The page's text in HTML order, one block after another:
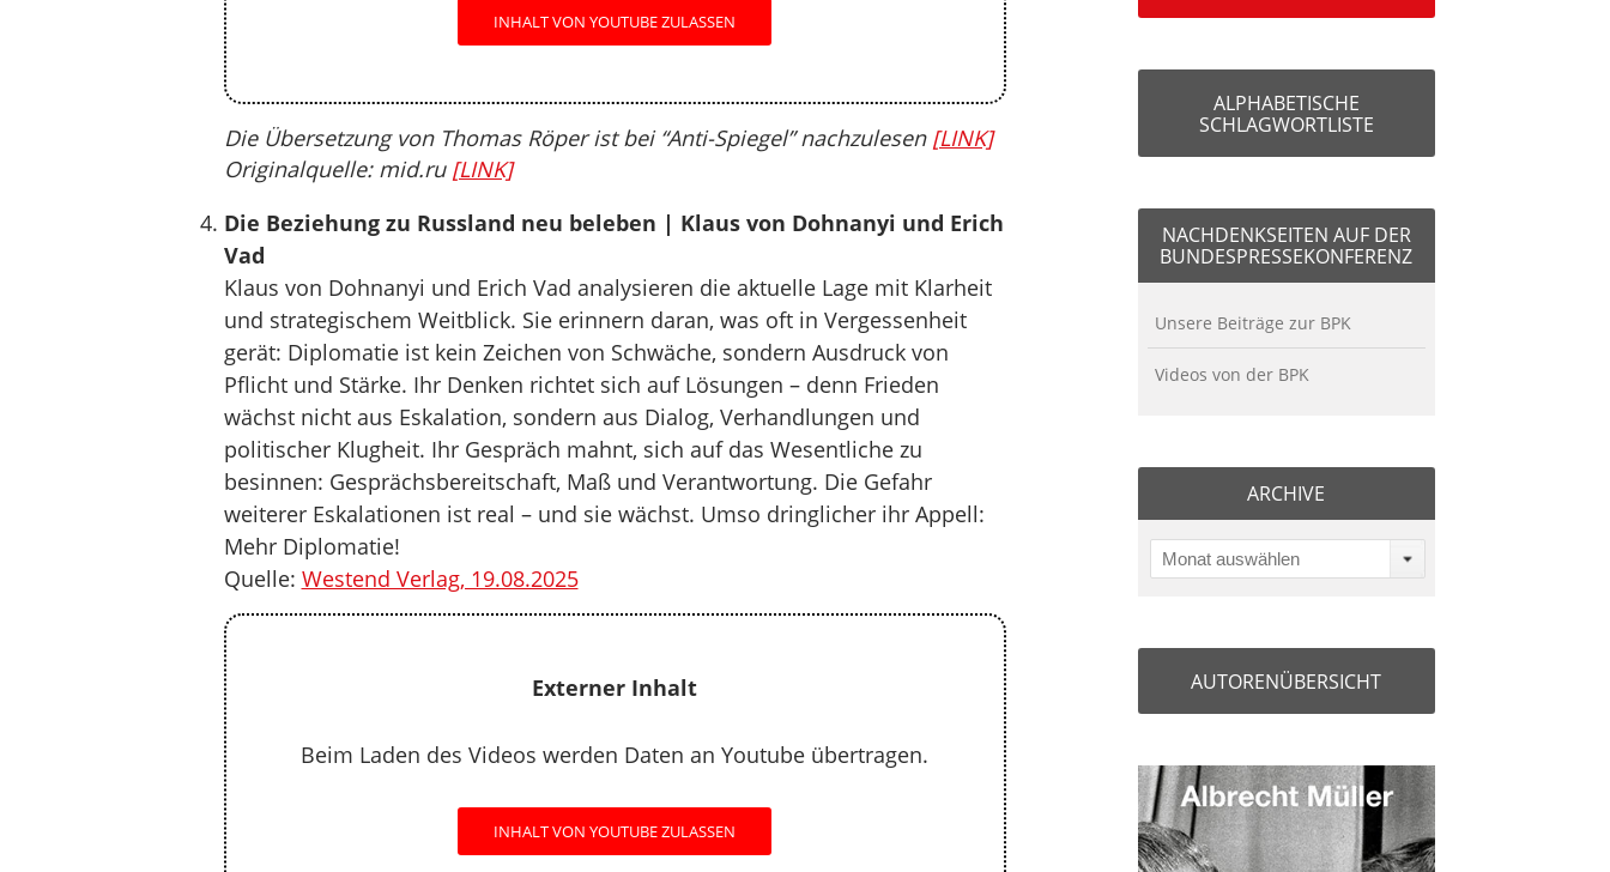
INHALT VON YOUTUBE ZULASSEN
Die Übersetzung von Thomas Röper ist bei “Anti-Spiegel” nachzulesen [LINK]
Originalquelle: mid.ru [LINK]
Die Beziehung zu Russland neu beleben | Klaus von Dohnanyi und Erich
Vad
Klaus von Dohnanyi und Erich Vad analysieren die aktuelle Lage mit Klarheit
und strategischem Weitblick. Sie erinnern daran, was oft in Vergessenheit
gerät: Diplomatie ist kein Zeichen von Schwäche, sondern Ausdruck von
Pflicht und Stärke. Ihr Denken richtet sich auf Lösungen – denn Frieden
wächst nicht aus Eskalation, sondern aus Dialog, Verhandlungen und
politischer Klugheit. Ihr Gespräch mahnt, sich auf das Wesentliche zu
besinnen: Gesprächsbereitschaft, Maß und Verantwortung. Die Gefahr
weiterer Eskalationen ist real – und sie wächst. Umso dringlicher ihr Appell:
Mehr Diplomatie!
Quelle: Westend Verlag, 19.08.2025
Externer Inhalt
Beim Laden des Videos werden Daten an Youtube übertragen.
INHALT VON YOUTUBE ZULASSEN
ALPHABETISCHE
SCHLAGWORTLISTE
NACHDENKSEITEN AUF DER
BUNDESPRESSEKONFERENZ
Unsere Beiträge zur BPK
Videos von der BPK
ARCHIVE
Monat auswählen
AUTORENÜBERSICHT